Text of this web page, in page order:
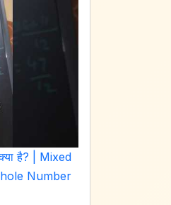
है? | Mixed
Number